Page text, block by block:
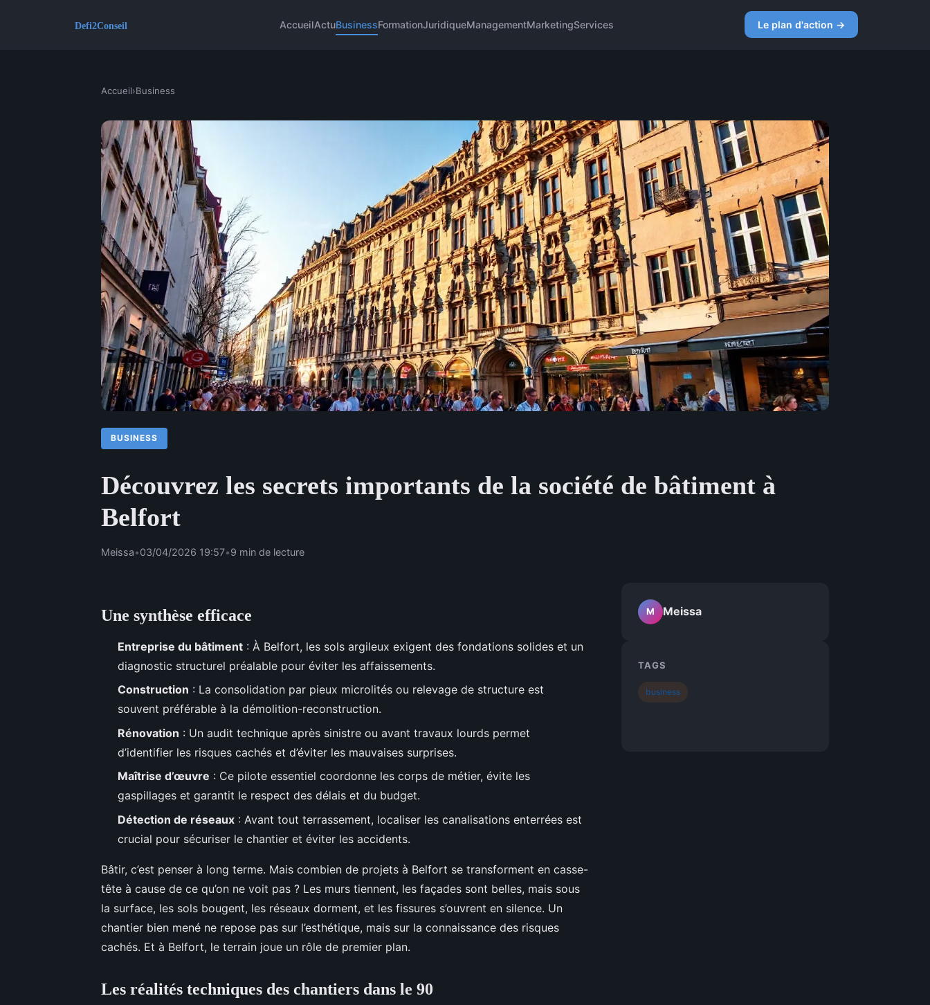
AccueilActuBusinessFormationJuridiqueManagementMarketingServices Le plan d'action →
Accueil›Business
BUSINESS
Découvrez les secrets importants de la société de bâtiment à
Belfort
Meissa•03/04/2026 19:57•9 min de lecture
Une synthèse efficace
Entreprise du bâtiment : À Belfort, les sols argileux exigent des fondations solides et un
diagnostic structurel préalable pour éviter les affaissements.
Construction : La consolidation par pieux microlités ou relevage de structure est
souvent préférable à la démolition-reconstruction.
Rénovation : Un audit technique après sinistre ou avant travaux lourds permet
d’identifier les risques cachés et d’éviter les mauvaises surprises.
Maîtrise d’œuvre : Ce pilote essentiel coordonne les corps de métier, évite les
gaspillages et garantit le respect des délais et du budget.
Détection de réseaux : Avant tout terrassement, localiser les canalisations enterrées est
crucial pour sécuriser le chantier et éviter les accidents.
Bâtir, c’est penser à long terme. Mais combien de projets à Belfort se transforment en casse-
tête à cause de ce qu’on ne voit pas ? Les murs tiennent, les façades sont belles, mais sous
la surface, les sols bougent, les réseaux dorment, et les fissures s’ouvrent en silence. Un
chantier bien mené ne repose pas sur l’esthétique, mais sur la connaissance des risques
cachés. Et à Belfort, le terrain joue un rôle de premier plan.
Les réalités techniques des chantiers dans le 90
M Meissa
TAGS
business